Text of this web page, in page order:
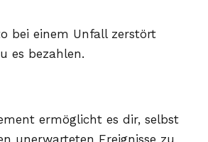
bei einem Unfall zerstört
es bezahlen.
ermöglicht es dir, selbst